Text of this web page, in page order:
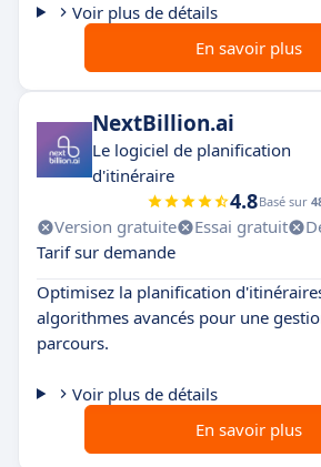
Voir plus de détails
En savoir plus
NextBillion.ai
Le logiciel de planification
d'itinéraire
4.8Basé sur
Version gratuite Essai gratuit
Tarif sur demande
Optimisez la planification
algorithmes avancés pour une
parcours.
Voir plus de détails
En savoir plus